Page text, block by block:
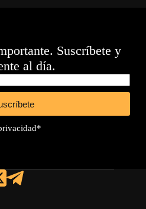
Suscríbete y
al día.
*